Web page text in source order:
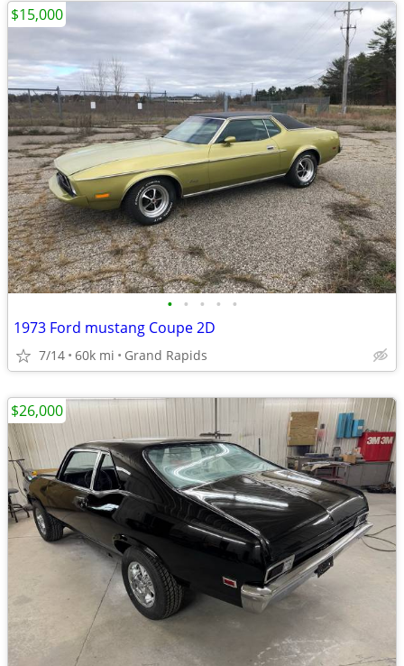
• • • • •
1973 Ford mustang Coupe 2D
7/14 60k mi Grand Rapids
$15,000
$26,000